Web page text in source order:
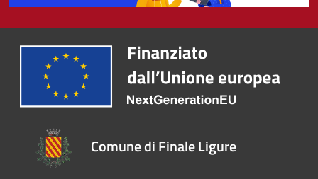
Comune di Finale Ligure